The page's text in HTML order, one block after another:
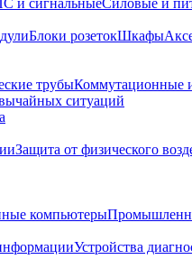
и сигнальныеСиловые и
Блоки розетокШкафы
трубыКоммутационные
ситуаций
Защита от физического
компьютеры
Устройства